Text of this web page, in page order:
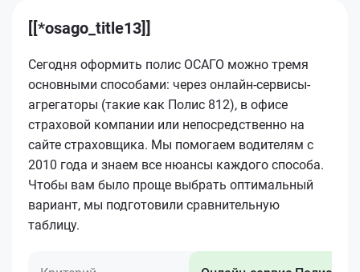
[[*osago_title13]]
Сегодня оформить полис ОСАГО можно тремя
основными способами: через онлайн-сервисы-
агрегаторы (такие как Полис 812), в офисе
страховой компании или непосредственно на
сайте страховщика. Мы помогаем водителям с
2010 года и знаем все нюансы каждого способа.
Чтобы вам было проще выбрать оптимальный
вариант, мы подготовили сравнительную
таблицу.